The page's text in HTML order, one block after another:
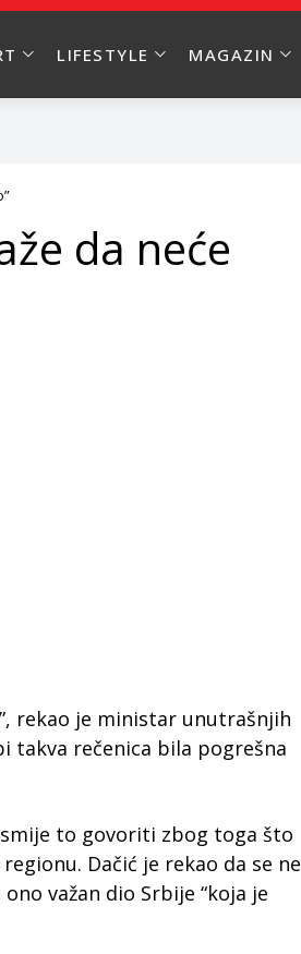
LIFESTYLE MAGAZIN
da neće
rekao je ministar unutrašnjih
takva rečenica bila pogrešna
smije to govoriti zbog toga što
Dačić je rekao da se ne
važan dio Srbije “koja je